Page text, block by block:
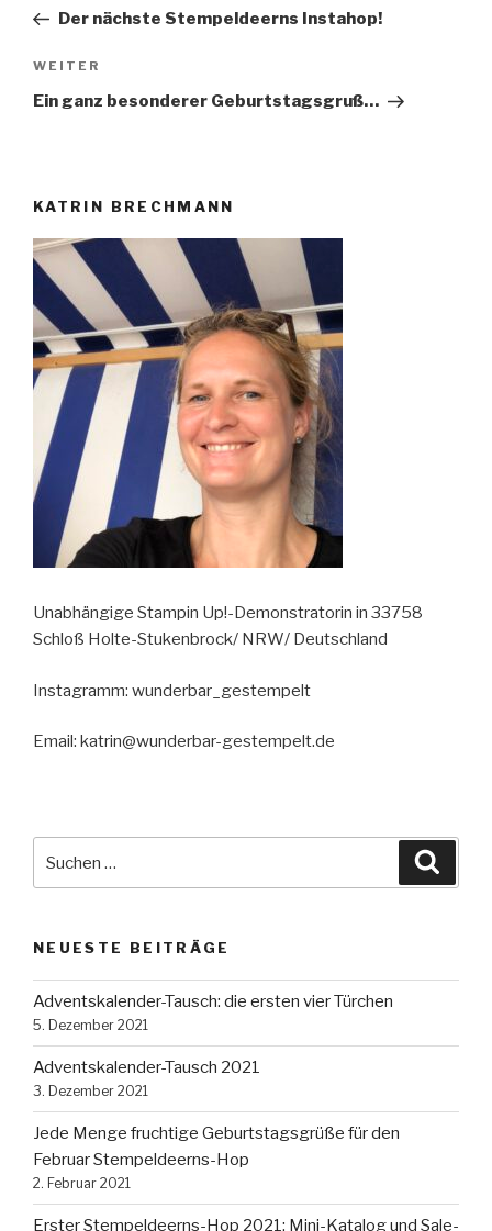
Beitrag
Der nächste Stempeldeerns Instahop!
Nächster
Beitrag
WEITER
Ein ganz besonderer Geburtstagsgruß…
KATRIN BRECHMANN
Unabhängige Stampin Up!-Demonstratorin in 33758
Schloß Holte-Stukenbrock/ NRW/ Deutschland
Instagramm: wunderbar_gestempelt
Email: katrin@wunderbar-gestempelt.de
NEUESTE BEITRÄGE
Adventskalender-Tausch: die ersten vier Türchen
5. Dezember 2021
Adventskalender-Tausch 2021
3. Dezember 2021
Jede Menge fruchtige Geburtstagsgrüße für den
Februar Stempeldeerns-Hop
2. Februar 2021
Erster Stempeldeerns-Hop 2021: Mini-Katalog und Sale-